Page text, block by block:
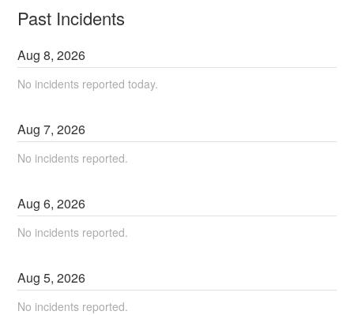
Past Incidents
Aug8,2026
No incidents reported today.
Aug7,2026
No incidents reported.
Aug6,2026
No incidents reported.
Aug5,2026
No incidents reported.